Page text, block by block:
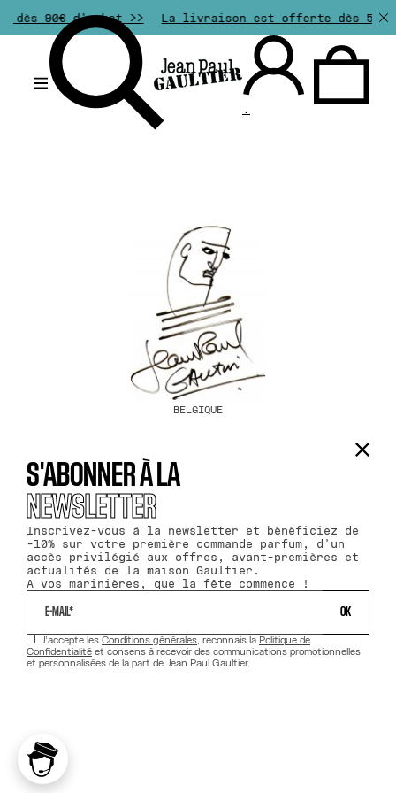
dès 90€ d'achat >> La livraison est offerte dès 50€
.
BELGIQUE
S'ABONNER À LA
NEWSLETTER
Inscrivez-vous à la newsletter et bénéficiez de
-10% sur votre première commande parfum, d'un
accès privilégié aux offres, avant-premières et
actualités de la maison Gaultier.
A vos marinières, que la fête commence !
OK
J’accepte les Conditions générales, reconnais la Politique de
Confidentialité et consens à recevoir des communications promotionnelles
et personnalisées de la part de Jean Paul Gaultier.